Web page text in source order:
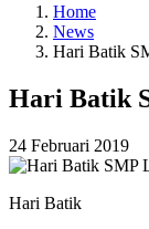
Home
News
Hari Batik
Hari Batik
24 Februari 2019
Hari Batik